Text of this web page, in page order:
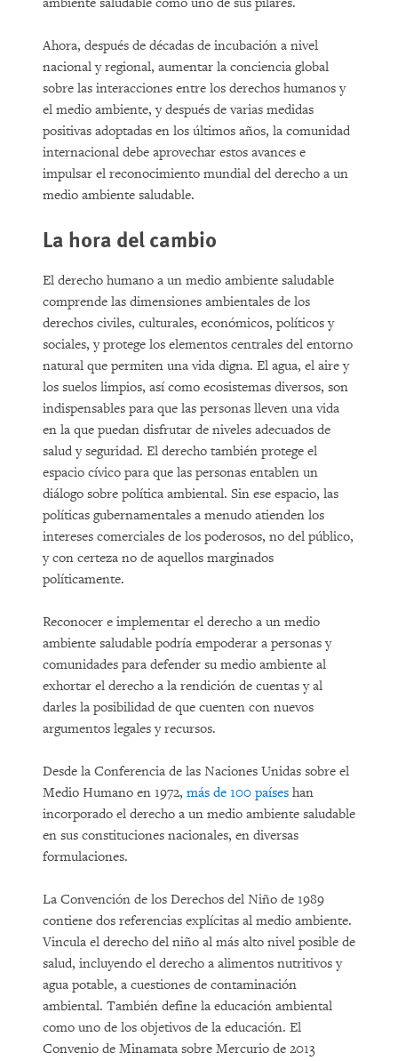
Ahora, después de décadas de incubación a nivel
nacional y regional, aumentar la conciencia global
sobre las interacciones entre los derechos humanos y
el medio ambiente, y después de varias medidas
positivas adoptadas en los últimos años, la comunidad
internacional debe aprovechar estos avances e
impulsar el reconocimiento mundial del derecho a un
medio ambiente saludable.
La hora del cambio
El derecho humano a un medio ambiente saludable
comprende las dimensiones ambientales de los
derechos civiles, culturales, económicos, políticos y
sociales, y protege los elementos centrales del entorno
natural que permiten una vida digna. El agua, el aire y
los suelos limpios, así como ecosistemas diversos, son
indispensables para que las personas lleven una vida
en la que puedan disfrutar de niveles adecuados de
salud y seguridad. El derecho también protege el
espacio cívico para que las personas entablen un
diálogo sobre política ambiental. Sin ese espacio, las
políticas gubernamentales a menudo atienden los
intereses comerciales de los poderosos, no del público,
y con certeza no de aquellos marginados
políticamente.
Reconocer e implementar el derecho a un medio
ambiente saludable podría empoderar a personas y
comunidades para defender su medio ambiente al
exhortar el derecho a la rendición de cuentas y al
darles la posibilidad de que cuenten con nuevos
argumentos legales y recursos.
Desde la Conferencia de las Naciones Unidas sobre el
Medio Humano en 1972, más de 100 países han
incorporado el derecho a un medio ambiente saludable
en sus constituciones nacionales, en diversas
formulaciones.
La Convención de los Derechos del Niño de 1989
contiene dos referencias explícitas al medio ambiente.
Vincula el derecho del niño al más alto nivel posible de
salud, incluyendo el derecho a alimentos nutritivos y
agua potable, a cuestiones de contaminación
ambiental. También define la educación ambiental
como uno de los objetivos de la educación. El
Convenio de Minamata sobre Mercurio de 2013